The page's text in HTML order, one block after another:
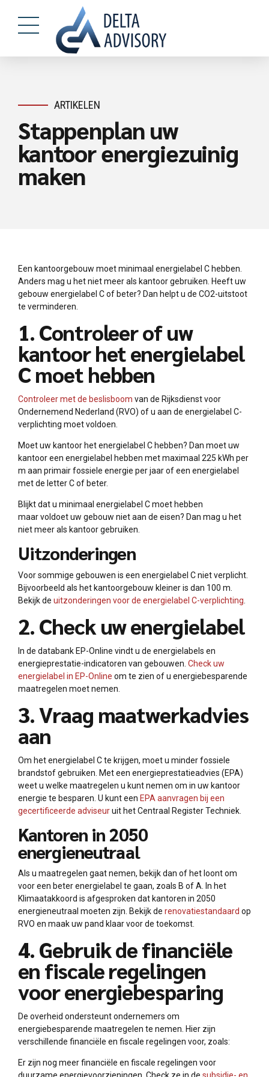
ARTIKELEN
Stappenplan uw
kantoor energiezuinig
maken
Een kantoorgebouw moet minimaal energielabel C hebben.
Anders mag u het niet meer als kantoor gebruiken. Heeft uw
gebouw energielabel C of beter? Dan helpt u de CO2-uitstoot
te verminderen.
1. Controleer of uw
kantoor het energielabel
C moet hebben
Controleer met de beslisboom van de Rijksdienst voor
Ondernemend Nederland (RVO) of u aan de energielabel C-
verplichting moet voldoen.
Moet uw kantoor het energielabel C hebben? Dan moet uw
kantoor een energielabel hebben met maximaal 225 kWh per
m aan primair fossiele energie per jaar of een energielabel
met de letter C of beter.
Blijkt dat u minimaal energielabel C moet hebben
maar voldoet uw gebouw niet aan de eisen? Dan mag u het
niet meer als kantoor gebruiken.
Uitzonderingen
Voor sommige gebouwen is een energielabel C niet verplicht.
Bijvoorbeeld als het kantoorgebouw kleiner is dan 100 m.
Bekijk de uitzonderingen voor de energielabel C-verplichting
2. Check uw energielabel
In de databank EP-Online vindt u de energielabels en
energieprestatie-indicatoren van gebouwen. Check uw
energielabel in EP-Online om te zien of u energiebesparende
maatregelen moet nemen.
3. Vraag maatwerkadvies
aan
Om het energielabel C te krijgen, moet u minder fossiele
brandstof gebruiken. Met een energieprestatieadvies (EPA)
weet u welke maatregelen u kunt nemen om in uw kantoor
energie te besparen. U kunt een EPA aanvragen bij een
gecertificeerde adviseuruit het Centraal Register Techniek.
Kantoren in 2050
energieneutraal
Als u maatregelen gaat nemen, bekijk dan of het loont om
voor een beter energielabel te gaan, zoals B of A. In het
Klimaatakkoord is afgesproken dat kantoren in 2050
energieneutraal moeten zijn. Bekijk de renovatiestandaard op
RVO en maak uw pand klaar voor de toekomst.
4. Gebruik de financiële
en fiscale regelingen
voor energiebesparing
De overheid ondersteunt ondernemers om
energiebesparende maatregelen te nemen. Hier zijn
verschillende financiële en fiscale regelingen voor, zoals:
Er zijn nog meer financiële en fiscale regelingen voor